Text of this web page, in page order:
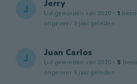
J Jerry
Lid geworden van 2020 · 1
ongeveer 3 jaar geleden
J Juan Carlos
Lid geworden van 2020 · 5
ongeveer 3 jaar geleden